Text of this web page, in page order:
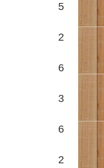
5
2
6
3
6
2